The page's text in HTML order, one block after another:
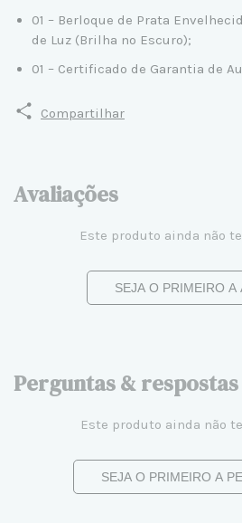
01 – Berloque de Prata
de Luz (Brilha no Escuro);
01 – Certificado de Garantia de
Compartilhar
Avaliações
Este produto ainda não
SEJA O PRIMEIRO A
Perguntas & respostas
Este produto ainda não
SEJA O PRIMEIRO A